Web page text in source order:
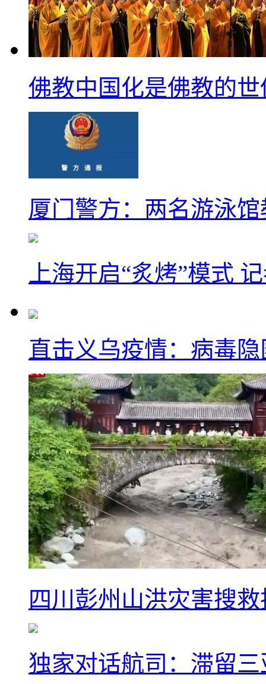
佛教中国化是佛教的
厦门警方：两名游泳
上海开启“炙烤”模式
直击义乌疫情：病毒
四川彭州山洪灾害搜
独家对话航司：滞留